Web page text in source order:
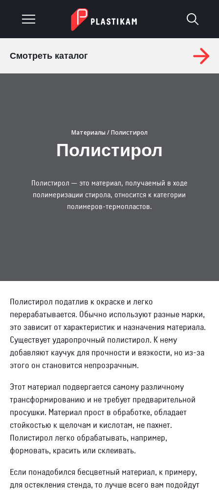
Оплата и доставка
ПЕРМЬ
8 (800) 333-72-11
Смотреть каталог
Материалы / Полистирол
Полистирол
Полистирол — это материал, получаемый в ходе
полимеризации стирола, относится к категории
полимеров-термопластов.
Полистирол податлив к окраске и легко
перерабатывается. Обычно используют разные марки,
это зависит от характеристик и назначения материала.
Существует ударопрочный полистирол. К нему
добавляют каучук для прочности и вязкости, но из-за
этого он становится непрозрачным.
Этот материал подвергается самому различному
трансформированию и не требует предварительной
просушки. Материал прост в обработке, обладает
стойкостью к щелочам и кислотам, не пахнет.
Полистирол легко обрабатывать, например,
формовать, красить или склеивать.
Если понадобился бесцветный материал, к примеру,
для остекления стенда, то лучше всего вам подойдут